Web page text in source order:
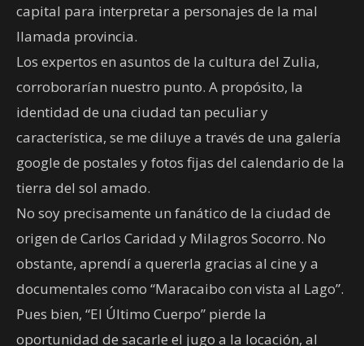
capital para interpretar a personajes de la mal
llamada provincia.
Los expertos en asuntos de la cultura del Zulia,
corroborarían nuestro punto. A propósito, la
identidad de una ciudad tan peculiar y
característica, se me diluye a través de una galería
google de postales y fotos fijas del calendario de la
tierra del sol amado.
No soy precisamente un fanático de la ciudad de
origen de Carlos Caridad y Milagros Socorro. No
obstante, aprendí a quererla gracias al cine y a
documentales como “Maracaibo con vista al Lago”.
Pues bien, “El Último Cuerpo” pierde la
oportunidad de sacarle el jugo a la locación, al